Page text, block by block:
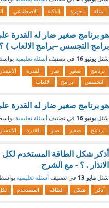
امثلة اجهزة الذكاء الاصطناعي
هو برنامج صغير ضار له القدرة
برامج التجسس –برامج الالعاب )
سُئل يونيو 16 في تصنيف أسئلة تعليمية
برنامج صغير ضار القدرة الانتشار
التجسس
-برامج الالعاب
هو برنامج صغير ضار له القدرة
سُئل يونيو 16 في تصنيف أسئلة تعليمية
برنامج صغير ضار القدرة الانتشار
أذكر شكل الطاقة المستخدم لكل
الانذار . ؟ - مع الشرح
سُئل مايو 13 في تصنيف أسئلة تعليمية
أذكر شكل الطاقة المستخدم